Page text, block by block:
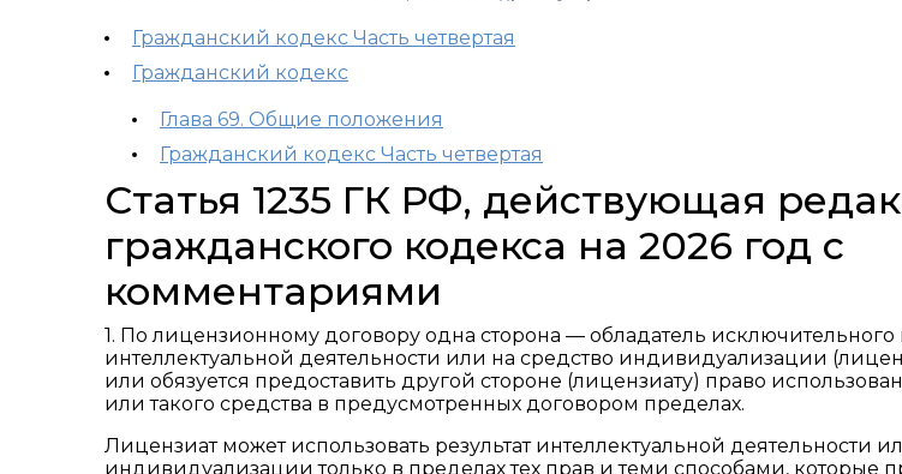
Гражданский кодекс Часть четвертая
Гражданский кодекс
Глава 69. Общие положения
Гражданский кодекс Часть четвертая
Статья 1235 ГК РФ, действующая
гражданского кодекса на 2026 год с
комментариями
1. По лицензионному договору одна сторона — обладатель исключительного
интеллектуальной деятельности или на средство индивидуализации
или обязуется предоставить другой стороне (лицензиату) право
или такого средства в предусмотренных договором пределах.
Лицензиат может использовать результат интеллектуальной деятельности
индивидуализации только в пределах тех прав и теми способами, которые